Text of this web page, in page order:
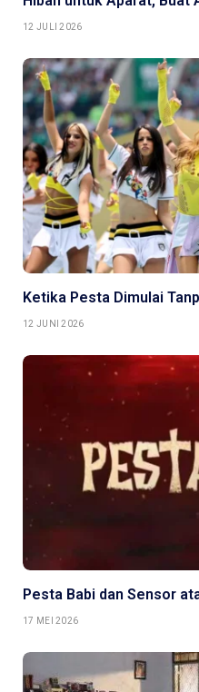
12 JULI 2026
Ketika Pesta Dimulai
12 JUNI 2026
Pesta Babi dan Sensor
17 MEI 2026